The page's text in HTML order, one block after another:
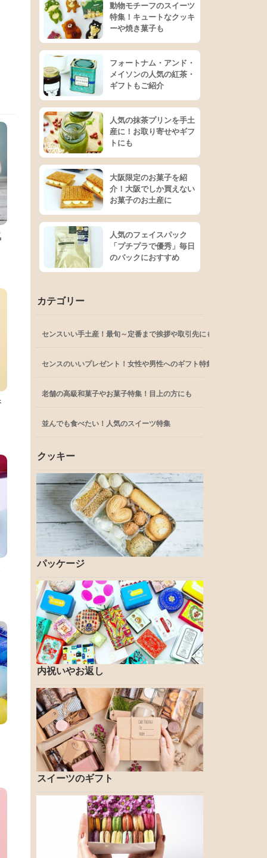
動物モチーフのスイーツ
特集！キュートなクッキ
ーや焼き菓子も
フォートナム・アンド・
メイソンの人気の紅茶・
ギフトもご紹介
人気の抹茶プリンを手土
産に！お取り寄せやギフ
トにも
大阪限定のお菓子を紹
介！大阪でしか買えない
お菓子のお土産に
人気のフェイスパック
「プチプラで優秀」毎日
のパックにおすすめ
カテゴリー
センスいい手土産！最旬～定番まで挨拶や取引先にも
センスのいいプレゼント！女性や男性へのギフト特集
老舗の高級和菓子やお菓子特集！目上の方にも
並んでも食べたい！人気のスイーツ特集
クッキー
パッケージ
内祝いやお返し
スイーツのギフト